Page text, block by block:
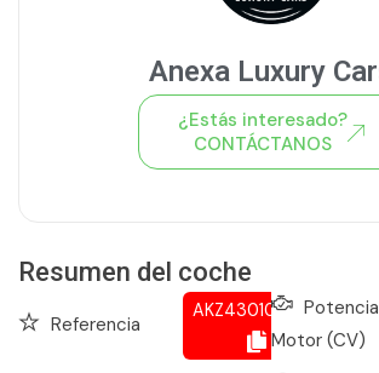
Resumen del coche
Referencia
AKZ430107807
Motor (CV)
Anexa Luxury
¿Estás interesado?
CONTÁCTANOS